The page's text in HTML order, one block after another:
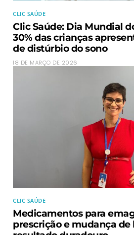
CLIC SAÚDE
Clic Saúde: Dia Mundial
30% das crianças
de distúrbio do sono
18 DE MARÇO DE 2026
CLIC SAÚDE
Medicamentos para
prescrição e mudança